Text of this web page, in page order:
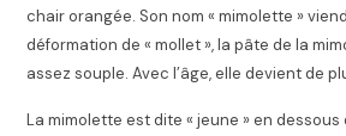
chair orangée. Son nom « mimolette »
déformation de « mollet », la pâte de la
assez souple. Avec l’âge, elle devient de
La mimolette est dite« jeune »en dessous